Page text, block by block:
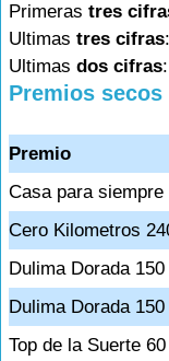
Primeras tres
Ultimas tres cifras
Ultimas dos cifras
Premios secos
Premio
Casa para siempre
Cero Kilometros
Dulima Dorada
Dulima Dorada
Top de la Suerte